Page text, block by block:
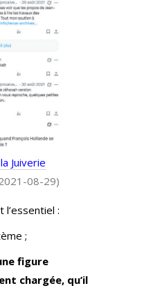
Juiverie
08-29)
:
;
figure
chargée, qu’il